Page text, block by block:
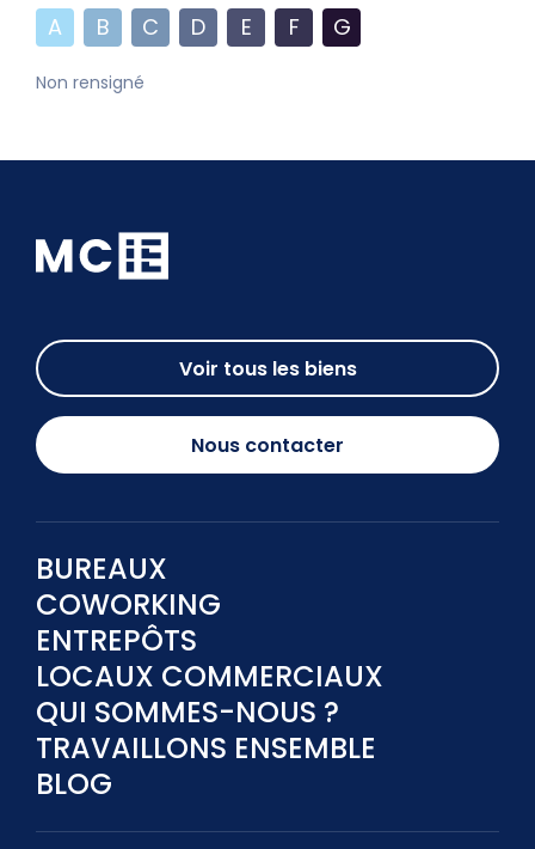
A B C D E F G
Non rensigné
Voir tous les biens
Nous contacter
BUREAUX
COWORKING
ENTREPÔTS
LOCAUX COMMERCIAUX
QUI SOMMES-NOUS ?
TRAVAILLONS ENSEMBLE
BLOG